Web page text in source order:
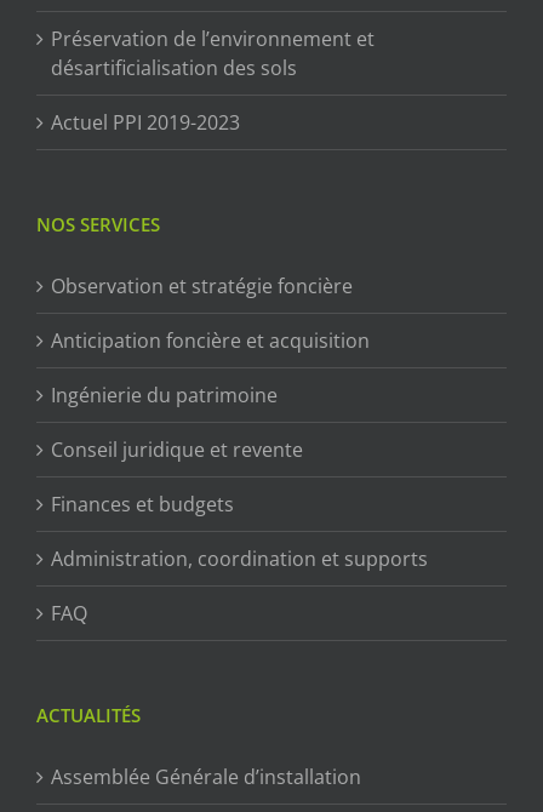
Préservation de l’environnement et
désartificialisation des sols
Actuel PPI 2019-2023
NOS SERVICES
Observation et stratégie foncière
Anticipation foncière et acquisition
Ingénierie du patrimoine
Conseil juridique et revente
Finances et budgets
Administration, coordination et supports
FAQ
ACTUALITÉS
Assemblée Générale d’installation